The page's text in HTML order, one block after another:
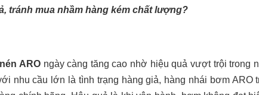
tránh mua nhầm hàng kém chất lượng?
AROngày càng tăng cao nhờ hiệu quả vượt trội trong
nhu cầu lớn là tình trạng hàng giả, hàng nhái bơm ARO